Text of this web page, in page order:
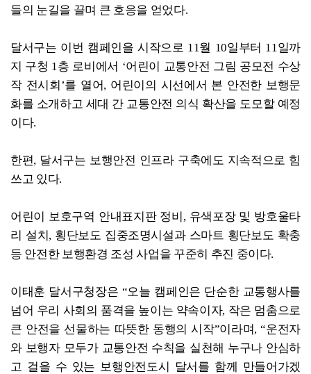
들의 눈길을 끌며 큰 호응을 얻었다.
달서구는 이번 캠페인을 시작으로 11월 10일부터 11일까
지 구청 1층 로비에서 ‘어린이 교통안전 그림 공모전 수상
작 전시회’를 열어, 어린이의 시선에서 본 안전한 보행문
화를 소개하고 세대 간 교통안전 의식 확산을 도모할 예정
이다.
한편, 달서구는 보행안전 인프라 구축에도 지속적으로 힘
쓰고 있다.
어린이 보호구역 안내표지판 정비, 유색포장 및 방호울타
리 설치, 횡단보도 집중조명시설과 스마트 횡단보도 확충
등 안전한 보행환경 조성 사업을 꾸준히 추진 중이다.
이태훈 달서구청장은 “오늘 캠페인은 단순한 교통행사를
넘어 우리 사회의 품격을 높이는 약속이자, 작은 멈춤으로
큰 안전을 선물하는 따뜻한 동행의 시작”이라며, “운전자
와 보행자 모두가 교통안전 수칙을 실천해 누구나 안심하
고 걸을 수 있는 보행안전도시 달서를 함께 만들어가겠